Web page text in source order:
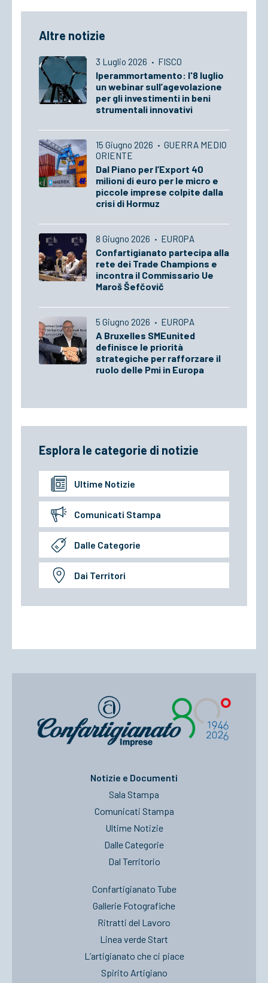
Altre notizie
3 Luglio 2026 · FISCO
Iperammortamento: l'8 luglio
un webinar sull’agevolazione
per gli investimenti in beni
strumentali innovativi
15 Giugno 2026 · GUERRA MEDIO
ORIENTE
Dal Piano per l’Export 40
milioni di euro per le micro e
piccole imprese colpite dalla
crisi di Hormuz
8 Giugno 2026 · EUROPA
Confartigianato partecipa alla
rete dei Trade Champions e
incontra il Commissario Ue
Maroš Šefčovič
5 Giugno 2026 · EUROPA
A Bruxelles SMEunited
definisce le priorità
strategiche per rafforzare il
ruolo delle Pmi in Europa
Esplora le categorie di notizie
Ultime Notizie
Comunicati Stampa
Dalle Categorie
Dai Territori
Notizie e Documenti
Sala Stampa
Comunicati Stampa
Ultime Notizie
Dalle Categorie
Dal Territorio
Confartigianato Tube
Gallerie Fotografiche
Ritratti del Lavoro
Linea verde Start
L’artigianato che ci piace
Spirito Artigiano